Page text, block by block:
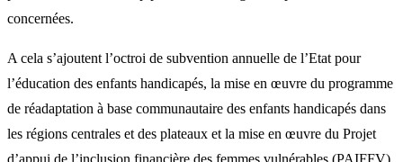
concernées.
A cela s’ajoutent l’octroi de subvention annuelle de l’Etat pour
l’éducation des enfants handicapés, la mise en œuvre du programme
de réadaptation à base communautaire des enfants handicapés dans
les régions centrales et des plateaux et la mise en œuvre du Projet